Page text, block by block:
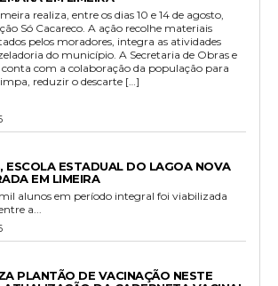
realiza, entre os dias 10 e 14 de agosto,
Só Cacareco. A ação recolhe materiais
pelos moradores, integra as atividades
do município. A Secretaria de Obras e
conta com a colaboração da população para
reduzir o descarte […]
ESCOLA ESTADUAL DO LAGOA NOVA
EM LIMEIRA
alunos em período integral foi viabilizada
a...
PLANTÃO DE VACINAÇÃO NESTE